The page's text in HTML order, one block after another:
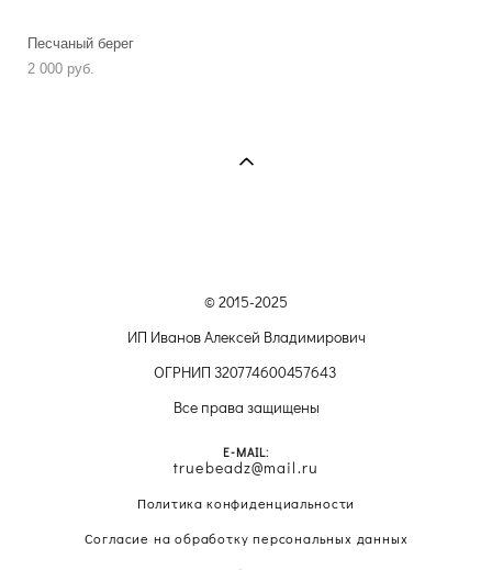
Песчаный берег
2 000 pуб.
© 2015-2025
ИП Иванов Алексей Владимирович
ОГРНИП 320774600457643
Все права защищены
E-MAIL:
truebeadz@mail.ru
Политика конфиденциальности
Согласие на обработку персональных данных